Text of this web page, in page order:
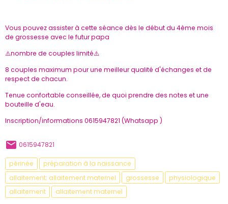
Vous pouvez assister à cette séance dès le début du 4ème mois
de grossesse avec le futur papa
⚠️nombre de couples limité⚠️
8 couples maximum pour une meilleur qualité d'échanges et de
respect de chacun.
Tenue confortable conseillée, de quoi prendre des notes et une
bouteille d'eau.
Inscription/informations 0615947821 (Whatsapp )
0615947821
périnée
préparation à la naissance
allaitement; allaitement maternel
grossesse
physiologique
allaitement
allaitement maternel